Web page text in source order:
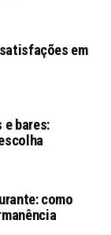
em
e bares:
como